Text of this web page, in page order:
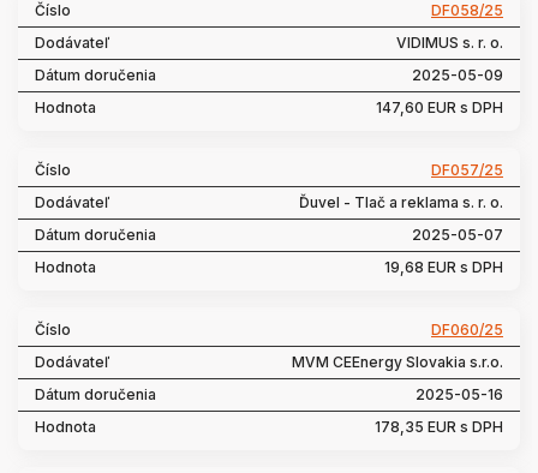
DF058/25
VIDIMUS s. r. o.
2025-05-09
147,60 EUR s DPH
DF057/25
Ďuvel - Tlač a reklama s. r. o.
2025-05-07
19,68 EUR s DPH
DF060/25
MVM CEEnergy Slovakia s.r.o.
2025-05-16
178,35 EUR s DPH